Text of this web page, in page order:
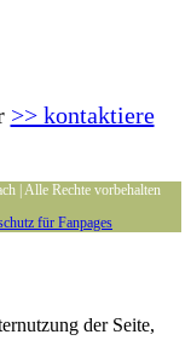
>> kontaktiere
| Alle Rechte vorbehalten
für Fanpages
der Seite,